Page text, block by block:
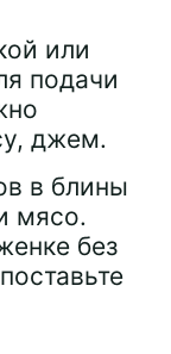
или
подачи
джем.
в блины
мясо.
без